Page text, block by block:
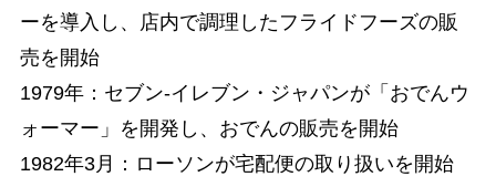
ーを導入し、店内で調理したフライドフーズの販
売を開始
1979年：セブン-イレブン・ジャパンが「おでんウ
ォーマー」を開発し、おでんの販売を開始
1982年3月：ローソンが宅配便の取り扱いを開始